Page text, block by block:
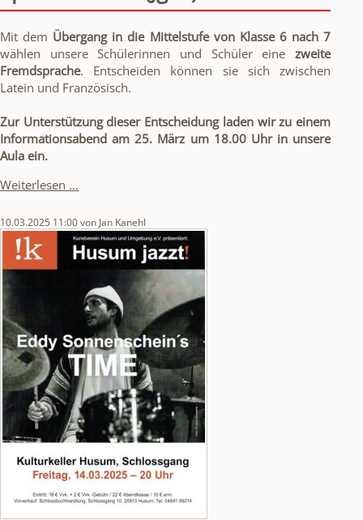
Mit dem Übergang in die Mittelstufe von Klasse 6 nach 7
wählen unsere Schülerinnen und Schüler eine zweite
Fremdsprache. Entscheiden können sie sich zwischen
Latein und Französisch.
Zur Unterstützung dieser Entscheidung laden wir zu einem
Informationsabend am 25. März um 18.00 Uhr in unsere
Aula ein.
Weiterlesen …
Infoabend
Sprachenwahl
(Jg.
10.03.2025 11:00von Jan Kanehl